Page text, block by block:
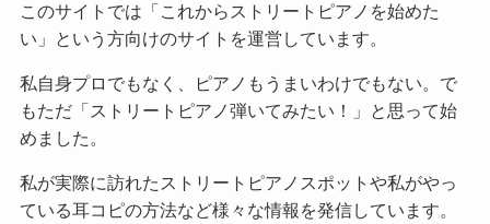
このサイトでは「これからストリートピアノを始めた
い」という方向けのサイトを運営しています。
私自身プロでもなく、ピアノもうまいわけでもない。で
もただ「ストリートピアノ弾いてみたい！」と思って始
めました。
私が実際に訪れたストリートピアノスポットや私がやっ
ている耳コピの方法など様々な情報を発信しています。